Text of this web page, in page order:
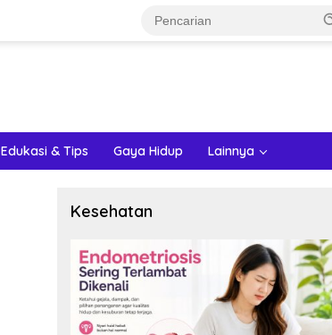
Edukasi & Tips Gaya Hidup Lainnya
Kesehatan